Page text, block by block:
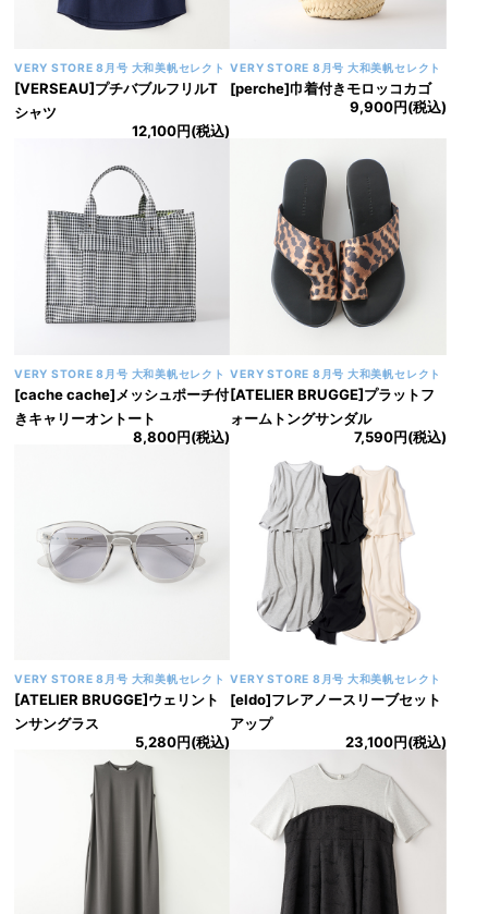
VERY STORE 9月号 大和美帆セレクト
[aLORS]Soleil & Pluie Ex-libris
Paris x aLORS - une
collaboration d'exception 晴
18,700円(税込)
VERY STORE 9月号 大和美帆セレクト
[BLANC]パールハートヘアクリ
VERY STORE 9月号 大和美帆セレクト
[BLANC]フレンチスリーブフリ
VERY STORE 9月号 大和美帆セレクト
[eldo]ビックシュシュ
VERY STORE 9月号 大和美帆セレクト
[cache cache]ミニポーチ付きギ
ャザーショルダーナイロンバッグ
6,490円(税込)
VERY STORE 9月号 大和美帆セレクト
[cache cache]ギャザートートバ
6,930円(税込)